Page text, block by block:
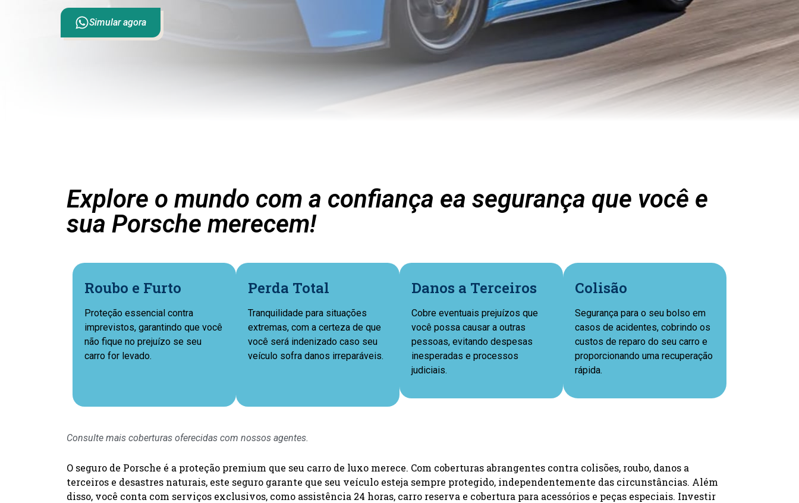
Simular agora
Explore o mundo com a confiança ea segurança que você e
sua Porsche merecem!
Roubo e Furto
Proteção essencial contra
imprevistos, garantindo que você
não fique no prejuízo se seu
carro for levado.
Perda Total
Tranquilidade para situações
extremas, com a certeza de que
você será indenizado caso seu
veículo sofra danos irreparáveis.
Danos a Terceiros
Cobre eventuais prejuízos que
você possa causar a outras
pessoas, evitando despesas
inesperadas e processos
judiciais.
Colisão
Segurança para o seu bolso em
casos de acidentes, cobrindo os
custos de reparo do seu carro e
proporcionando uma recuperação
rápida.
Consulte mais coberturas oferecidas com nossos agentes.
O seguro de Porsche é a proteção premium que seu carro de luxo merece. Com coberturas abrangentes contra colisões, roubo, danos a
terceiros e desastres naturais, este seguro garante que seu veículo esteja sempre protegido, independentemente das circunstâncias. Além
disso, você conta com serviços exclusivos, como assistência 24 horas, carro reserva e cobertura para acessórios e peças especiais. Investir